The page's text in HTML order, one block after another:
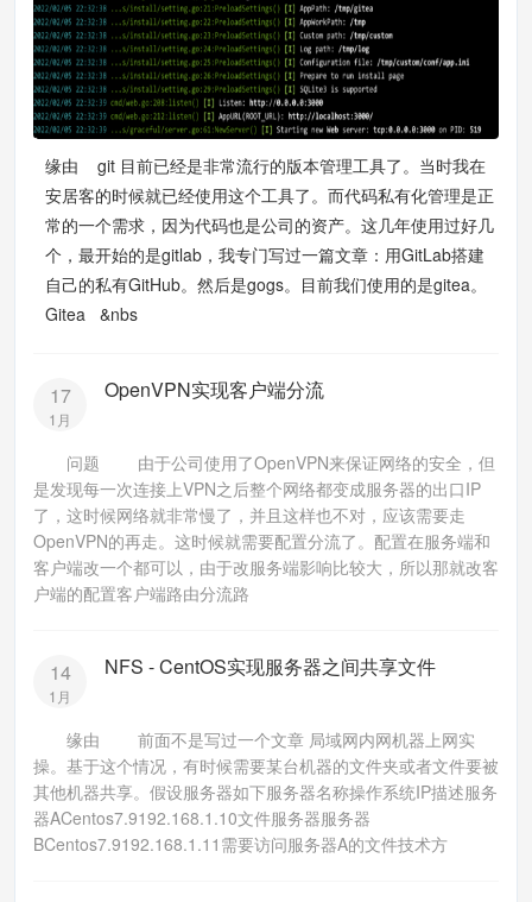
缘由 git 目前已经是非常流行的版本管理工具了。当时我在
安居客的时候就已经使用这个工具了。而代码私有化管理是正
常的一个需求，因为代码也是公司的资产。这几年使用过好几
个，最开始的是gitlab，我专门写过一篇文章：用GitLab搭建
自己的私有GitHub。然后是gogs。目前我们使用的是gitea。
Gitea &nbs
17
1月
OpenVPN实现客户端分流
问题 由于公司使用了OpenVPN来保证网络的安全，但
是发现每一次连接上VPN之后整个网络都变成服务器的出口IP
了，这时候网络就非常慢了，并且这样也不对，应该需要走
OpenVPN的再走。这时候就需要配置分流了。配置在服务端和
客户端改一个都可以，由于改服务端影响比较大，所以那就改客
户端的配置客户端路由分流路
14
1月
NFS - CentOS实现服务器之间共享文件
缘由 前面不是写过一个文章 局域网内网机器上网实
操。基于这个情况，有时候需要某台机器的文件夹或者文件要被
其他机器共享。假设服务器如下服务器名称操作系统IP描述服务
器ACentos7.9192.168.1.10文件服务器服务器
BCentos7.9192.168.1.11需要访问服务器A的文件技术方